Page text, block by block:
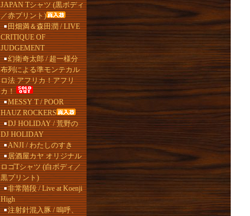
JAPAN Tシャツ (黒ボディ
／赤プリント)
田畑満＆森田潤 / LIVE
CRITIQUE OF
JUDGEMENT
幻衛奇太郎 / 超一様分
布列による準モンテカル
ロ法 アフリカ！アフリ
カ！
MESSY T / POOR
HAUZ ROCKERS
DJ HOLIDAY / 荒野の
DJ HOLIDAY
ANJI / わたしのすき
居酒屋カヤ オリジナル
ロゴTシャツ (白ボディ／
黒プリント)
非常階段 / Live at Koenji
High
注射針混入豚 / 嗚呼、